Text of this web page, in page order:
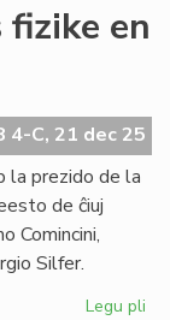
Senata
reglamento:
Martinelli
konfirmas
en
4-C, 21 dec 25
la prezido de la
de ĉiuj
Comincini,
Silfer.
Legu pli